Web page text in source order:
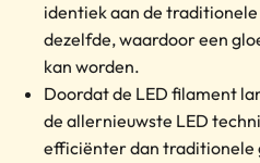
identiek aan de
dezelfde, waardoor een
kan worden.
Doordat de LED filament
de allernieuwste LED
efficiënter dan traditionele